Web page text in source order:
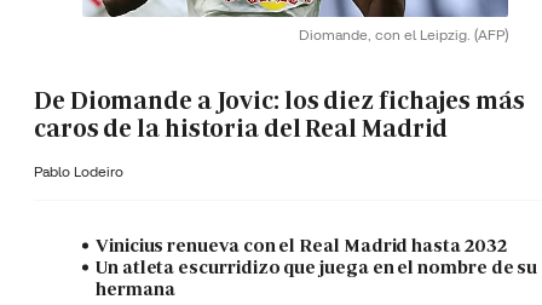
Diomande, con el Leipzig. (AFP)
De Diomande a Jovic: los diez fichajes más
caros de la historia del Real Madrid
Pablo Lodeiro
Vinicius renueva con el Real Madrid hasta 2032
Un atleta escurridizo que juega en el nombre de su
hermana